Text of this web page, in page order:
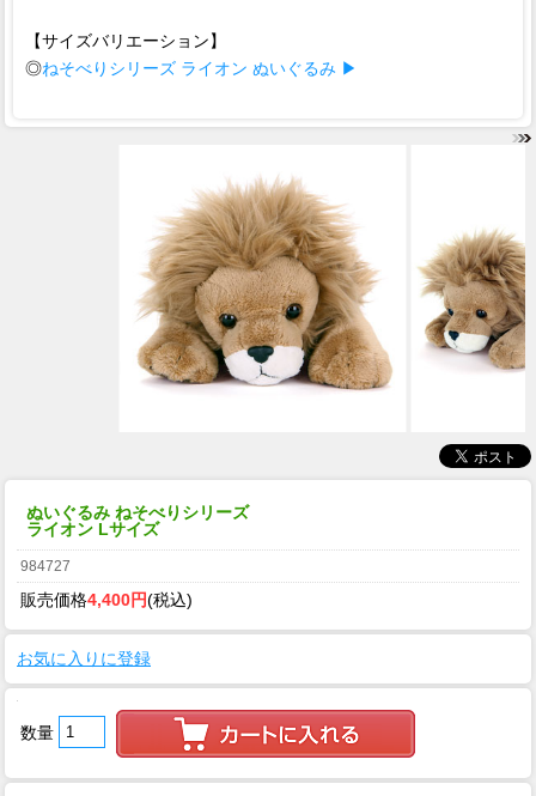
【サイズバリエーション】
◎ねそべりシリーズ ライオン ぬいぐるみ ▶
ぬいぐるみ ねそべりシリーズ
ライオン Lサイズ
984727
販売価格4,400円(税込)
お気に入りに登録
数量